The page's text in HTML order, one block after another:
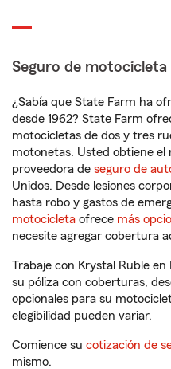
Seguro de motocicleta
¿Sabía que State Farm ha
desde 1962? State Farm
motocicletas de dos y tres
motonetas. Usted obtiene el
proveedora de seguro de
Unidos. Desde lesiones
hasta robo y gastos de
motocicleta ofrece más
necesite agregar cobertura
Trabaje con Krystal Ruble
su póliza con coberturas,
opcionales para su
elegibilidad pueden variar.
Comience su cotización de
mismo.